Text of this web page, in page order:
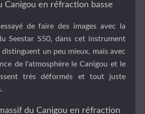
de faire des images avec la
Seestar S50, dans cet instrument
distinguent un peu mieux, mais avec
de l'atmosphère le Canigou et le
très déformés et tout juste